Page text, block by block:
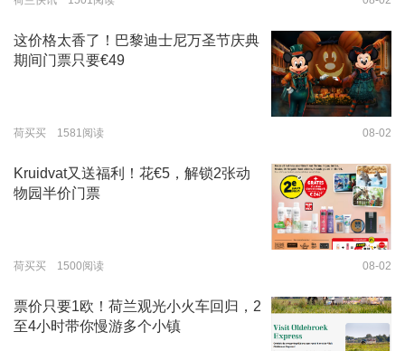
这价格太香了！巴黎迪士尼万圣节庆典
期间门票只要€49
荷买买 1581阅读 08-02
Kruidvat又送福利！花€5，解锁2张动
物园半价门票
荷买买 1500阅读 08-02
票价只要1欧！荷兰观光小火车回归，2
至4小时带你慢游多个小镇